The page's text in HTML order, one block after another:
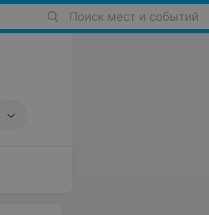
Поиск мест и событий